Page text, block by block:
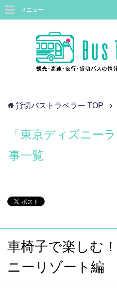
メニュー
貸切バストラベラー TOP
「東京ディズニー
事一覧
車椅子で楽しむ
ニーリゾート編